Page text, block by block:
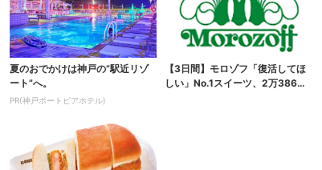
夏のおでかけは神戸の”駅近リゾ
ート”へ。
PR(神戸ポートピアホテル)
【3日間】モロゾフ「復活してほ
しい」No.1スイーツ、2万3865